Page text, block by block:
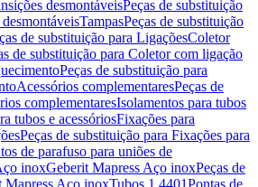
desmontáveisPeças de substituição
TampasPeças de substituição
de substituição para LigaçõesColetor
de substituição para Coletor com ligação
Peças de substituição para
Acessórios complementaresPeças de
complementaresIsolamentos para tubos
tubos e acessóriosFixações para
Peças de substituição para Fixações para
de parafuso para uniões de
inoxGeberit Mapress Aço inoxPeças de
Mapress Aço inoxTubos 1.4401Pontas de